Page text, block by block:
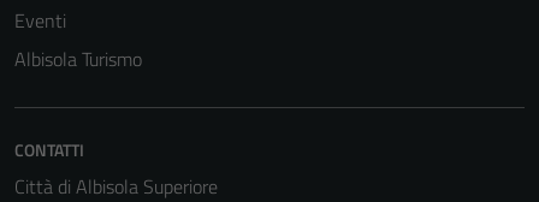
Eventi
Albisola Turismo
CONTATTI
Città di Albisola Superiore